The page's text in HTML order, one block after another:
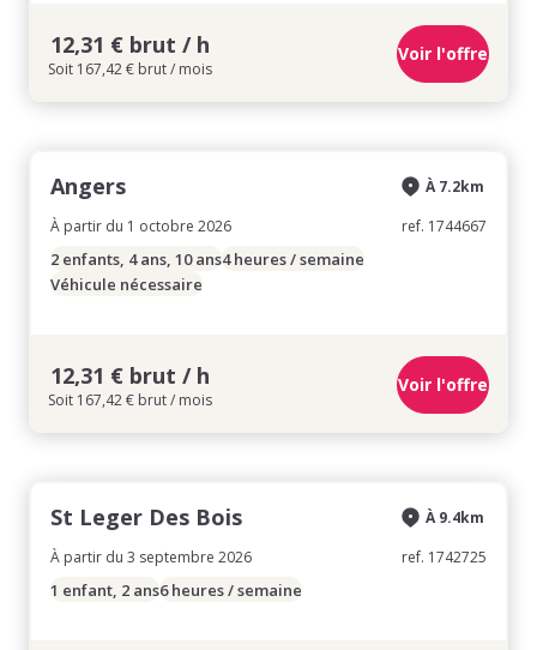
12,31 € brut / h
Soit 167,42 € brut / mois
Voir l'offre
Angers
À partir du 1 octobre 2026
À 7.2km
ref. 1744667
2 enfants, 4 ans, 10 ans4 heures / semaine
Véhicule nécessaire
12,31 € brut / h
Soit 167,42 € brut / mois
Voir l'offre
St Leger Des Bois
À partir du 3 septembre 2026
À 9.4km
ref. 1742725
1 enfant, 2 ans6 heures / semaine